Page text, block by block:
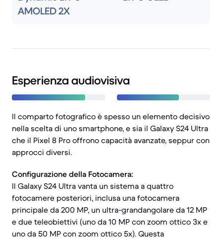
AMOLED 2X
Esperienza audiovisiva
Il comparto fotografico è spesso un elemento decisivo
nella scelta di uno smartphone, e sia il Galaxy S24 Ultra
che il Pixel 8 Pro offrono capacità avanzate, seppur con
approcci diversi.
Configurazione della Fotocamera:
Il Galaxy S24 Ultra vanta un sistema a quattro
fotocamere posteriori, inclusa una fotocamera
principale da 200 MP, un ultra-grandangolare da 12 MP
e due teleobiettivi (uno da 10 MP con zoom ottico 3x e
uno da 50 MP con zoom ottico 5x). Questa